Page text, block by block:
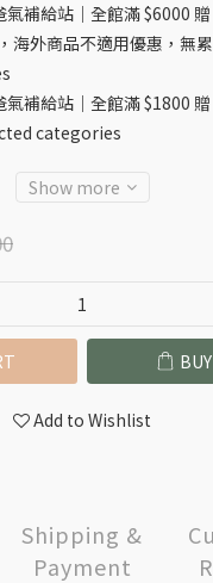
氣補給站｜全館滿 $6000
海外商品不適用優惠，無
氣補給站｜全館滿 $1800
categories
Show more
Add to Wishlist
Shipping &
Payment